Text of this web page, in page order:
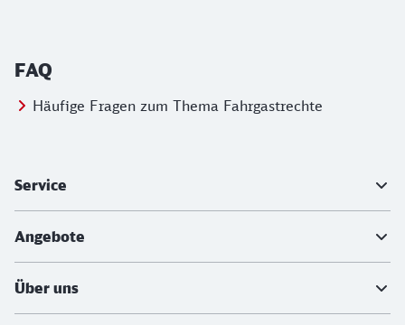
FAQ
Häufige Fragen zum Thema Fahrgastrechte
Service
Angebote
Über uns